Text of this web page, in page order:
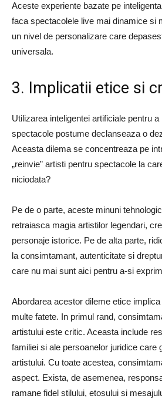
Aceste experiente bazate pe
faca spectacolele live mai dinamice si
un nivel de personalizare care
universala.
3. Implicatii etice si
Utilizarea inteligentei artificiale pentru
spectacole postume declanseaza o
Aceasta dilema se concentreaza pe
„reinvie” artisti pentru spectacole la
niciodata?
Pe de o parte, aceste minuni
retraiasca magia artistilor legendari,
personaje istorice. Pe de alta parte,
la consimtamant, autenticitate si
care nu mai sunt aici pentru a-si
Abordarea acestor dileme etice
multe fatete. In primul rand,
artistului este critic. Aceasta include
familiei si ale persoanelor juridice care
artistului. Cu toate acestea,
aspect. Exista, de asemenea,
ramane fidel stilului, etosului si